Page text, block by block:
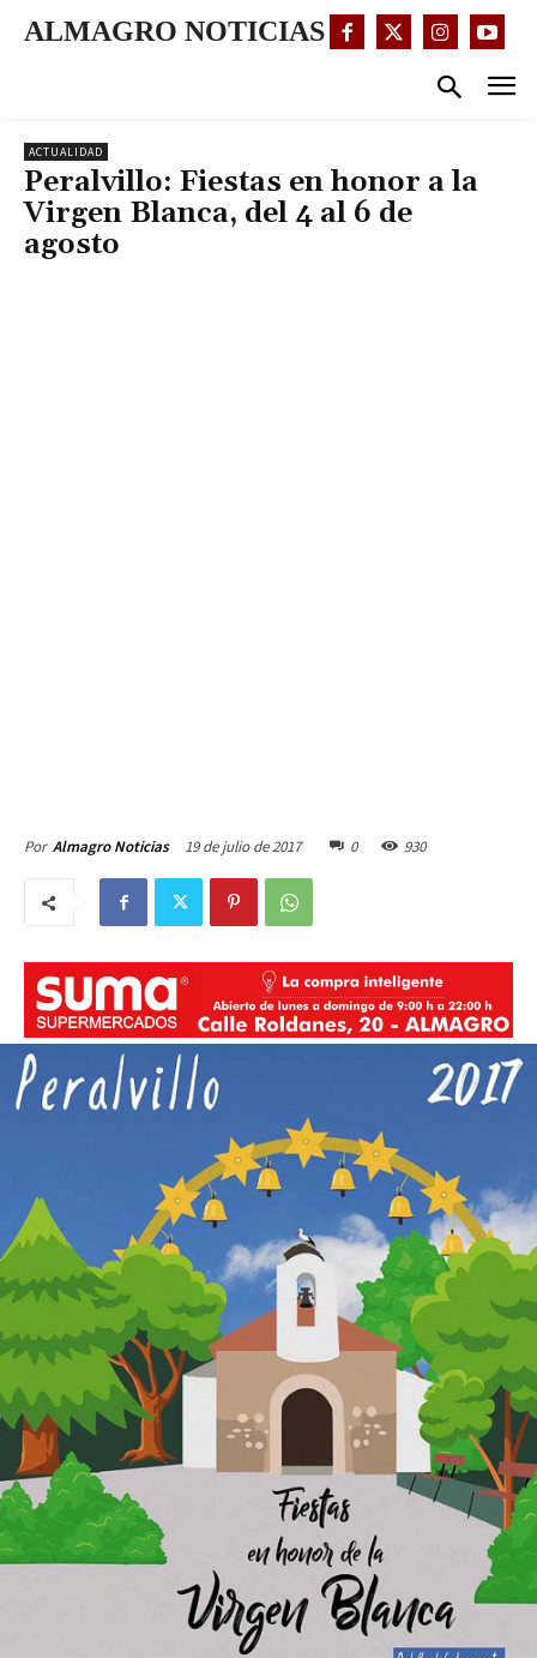
ALMAGRO NOTICIAS
ACTUALIDAD
Peralvillo: Fiestas en honor a la
Virgen Blanca, del 4 al 6 de
agosto
Por Almagro Noticias 19 de julio de 2017 0 930